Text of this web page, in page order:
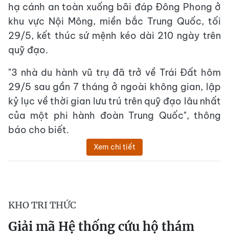
hạ cánh an toàn xuống bãi đáp Đông Phong ở
khu vực Nội Mông, miền bắc Trung Quốc, tối
29/5, kết thúc sứ mệnh kéo dài 210 ngày trên
quỹ đạo.
"3 nhà du hành vũ trụ đã trở về Trái Đất hôm
29/5 sau gần 7 tháng ở ngoài không gian, lập
kỷ lục về thời gian lưu trú trên quỹ đạo lâu nhất
của một phi hành đoàn Trung Quốc", thông
báo cho biết.
Xem chi tiết
KHO TRI THỨC
Giải mã Hệ thống cứu hộ thám